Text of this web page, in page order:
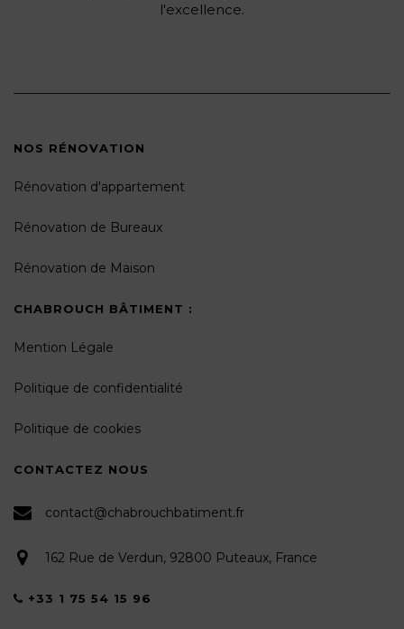
l'excellence.
NOS RÉNOVATION
Rénovation d'appartement
Rénovation de Bureaux
Rénovation de Maison
CHABROUCH BÂTIMENT :
Mention Légale
Politique de confidentialité
Politique de cookies
CONTACTEZ NOUS
contact@chabrouchbatiment.fr
162 Rue de Verdun, 92800 Puteaux, France
+33 1 75 54 15 96